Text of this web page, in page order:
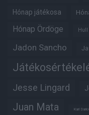
Hónap játékosa
Hónap Ördöge Hull
Jadon Sancho
Jesse Lingard
Juan Mata Karl